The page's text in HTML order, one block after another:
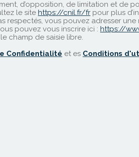
d’opposition, de limitation et
le site https://cnil.fr/fr pour plus
respectés, vous pouvez adresser
pouvez vous inscrire ici : https://
champ de saisie libre.
Confidentialité et es Conditions